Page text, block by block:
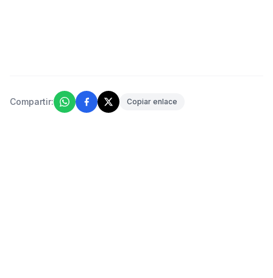
Compartir: Copiar enlace